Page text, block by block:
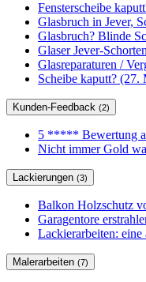
Fensterscheibe
Glasbruch in Jever,
Glasbruch? Blinde
Glaser Jever-
Glasreparaturen /
Scheibe kaputt? (27.
Kunden-Feedback (2)
5 ***** Bewertung
Nicht immer Gold
Lackierungen (3)
Balkon Holzschutz
Garagentore
Lackierarbeiten:
Malerarbeiten (7)